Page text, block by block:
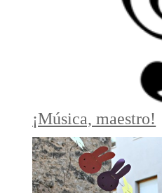
¡Música, maestro!